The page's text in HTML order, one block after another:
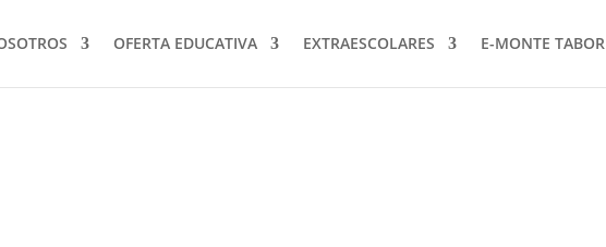
OFERTA EDUCATIVA EXTRAESCOLARES E-MONTE TABOR